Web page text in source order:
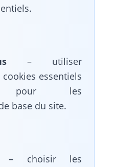
– utiliser
essentiels
pour les
base du site.
– choisir les